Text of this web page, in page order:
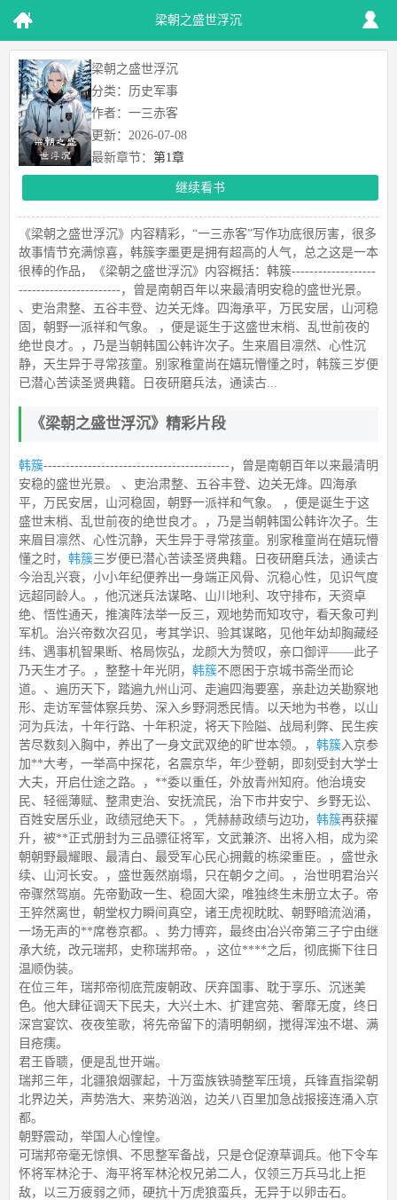
梁朝之盛世浮沉
梁朝之盛世浮沉
分类：历史军事
作者：一三赤客
更新：2026-07-08
最新章节：第1章
继续看书
《梁朝之盛世浮沉》内容精彩，“一三赤客”写作功底很厉害，很多
故事情节充满惊喜，韩簇李墨更是拥有超高的人气，总之这是一本
很棒的作品，《梁朝之盛世浮沉》内容概括：韩簇-------------------
-----------------------，曾是南朝百年以来最清明安稳的盛世光景。
、吏治肃整、五谷丰登、边关无烽。四海承平，万民安居，山河稳
固，朝野一派祥和气象。 ，便是诞生于这盛世末梢、乱世前夜的
绝世良才。，乃是当朝韩国公韩许次子。生来眉目凛然、心性沉
静，天生异于寻常孩童。别家稚童尚在嬉玩懵懂之时，韩簇三岁便
已潜心苦读圣贤典籍。日夜研磨兵法，通读古...
《梁朝之盛世浮沉》精彩片段
韩簇------------------------------------------，曾是南朝百年以来最清明
安稳的盛世光景。 、吏治肃整、五谷丰登、边关无烽。四海承
平，万民安居，山河稳固，朝野一派祥和气象。 ，便是诞生于这
盛世末梢、乱世前夜的绝世良才。，乃是当朝韩国公韩许次子。生
来眉目凛然、心性沉静，天生异于寻常孩童。别家稚童尚在嬉玩懵
懂之时， 韩簇三岁便已潜心苦读圣贤典籍。日夜研磨兵法，通读古
今治乱兴衰，小小年纪便养出一身端正风骨、沉稳心性，见识气度
远超同龄人。，他沉迷兵法谋略、山川地利、攻守排布，天资卓
绝、悟性通天，推演阵法举一反三，观地势而知攻守，看天象可判
军机。治兴帝数次召见，考其学识、验其谋略，见他年幼却胸藏经
纬、遇事机智果断、格局恢弘，龙颜大为赞叹，亲口御评——此子
乃天生才子。，整整十年光阴， 韩簇不愿困于京城书斋坐而论
道。、遍历天下，踏遍九州山河、走遍四海要塞，亲赴边关勘察地
形、走访军营体察兵势、深入乡野洞悉民情。以天地为书卷，以山
河为兵法，十年行路、十年积淀，将天下险隘、战局利弊、民生疾
苦尽数刻入胸中，养出了一身文武双绝的旷世本领。， 韩簇入京参
加**大考，一举高中探花，名震京华，年少登朝，即刻受封大学士
大夫，开启仕途之路。，**委以重任，外放青州知府。他治境安
民、轻徭薄赋、整肃吏治、安抚流民，治下市井安宁、乡野无讼、
百姓安居乐业，政绩冠绝天下。，凭赫赫政绩与边功， 韩簇再获擢
升，被**正式册封为三品骠征将军，文武兼济、出将入相，成为梁
朝朝野最耀眼、最清白、最受军心民心拥戴的栋梁重臣。，盛世永
续、山河长安。，盛世轰然崩塌，只在朝夕之间。，治世明君治兴
帝骤然驾崩。先帝勤政一生、稳固大梁，唯独终生未册立太子。帝
王猝然离世，朝堂权力瞬间真空，诸王虎视眈眈、朝野暗流汹涌，
一场无声的**席卷京都。、势力博弈，最终由冶兴帝第三子宁由继
承大统，改元瑞邦，史称瑞邦帝。，这位****之后，彻底撕下往日
温顺伪装。
在位三年，瑞邦帝彻底荒废朝政、厌弃国事、耽于享乐、沉迷美
色。他大肆征调天下民夫，大兴土木、扩建宫苑、奢靡无度，终日
深宫宴饮、夜夜笙歌，将先帝留下的清明朝纲，搅得浑浊不堪、满
目疮痍。
君王昏聩，便是乱世开端。
瑞邦三年，北疆狼烟骤起，十万蛮族铁骑整军压境，兵锋直指梁朝
北界边关，声势浩大、来势汹汹，边关八百里加急战报接连涌入京
都。
朝野震动，举国人心惶惶。
可瑞邦帝毫无惊惧、不思整军备战，只是仓促潦草调兵。他下令车
怀将军林沦于、海平将军林沦权兄弟二人，仅领三万兵马北上拒
敌，以三万疲弱之师，硬抗十万虎狼蛮兵，无异于以卵击石。